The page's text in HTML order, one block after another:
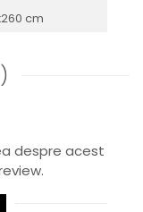
cm
despre acest